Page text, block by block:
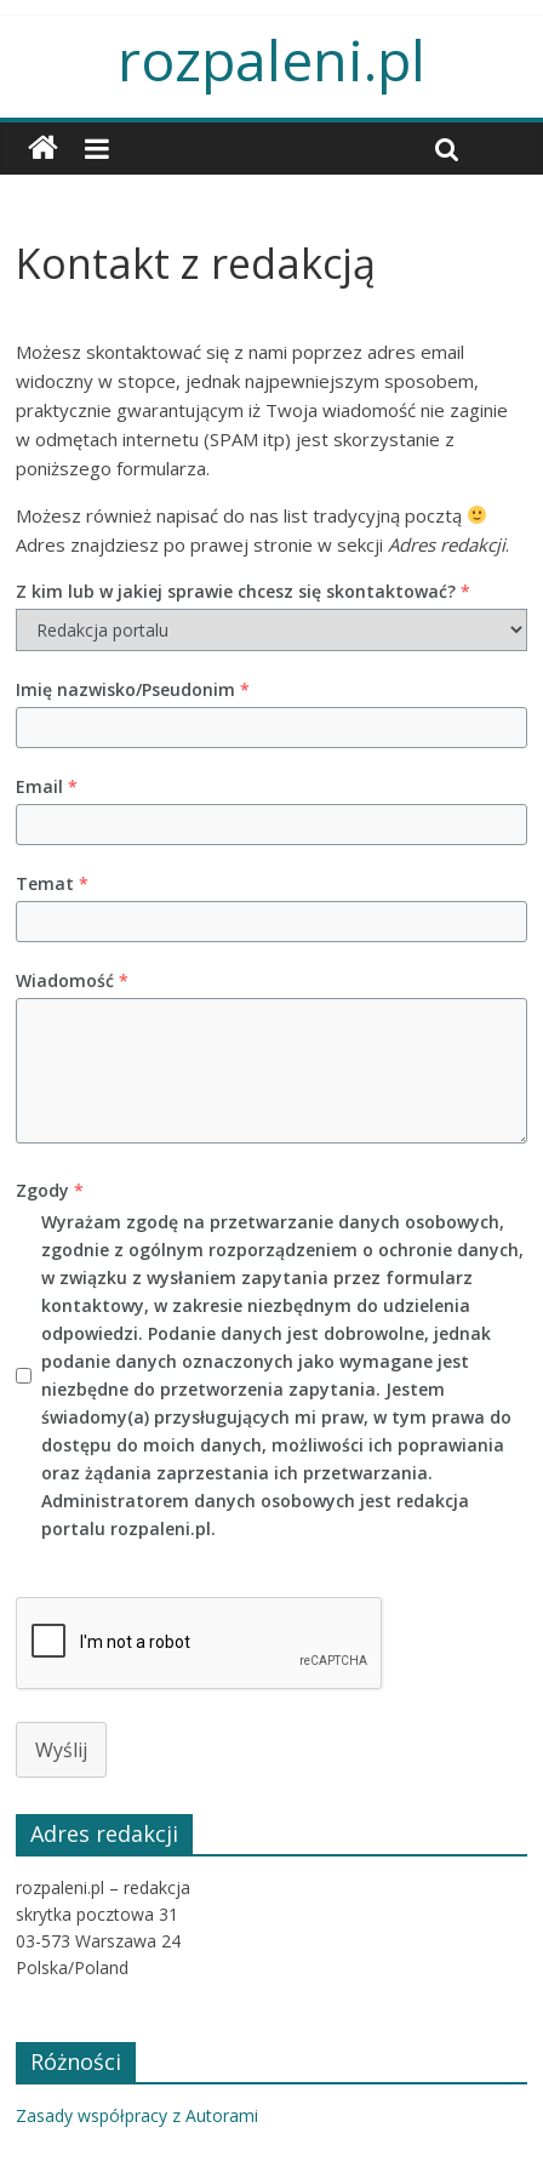
rozpaleni.pl
Kontakt z redakcją
Możesz skontaktować się z nami poprzez adres email
widoczny w stopce, jednak najpewniejszym sposobem,
praktycznie gwarantującym iż Twoja wiadomość nie zaginie
w odmętach internetu (SPAM itp) jest skorzystanie z
poniższego formularza.
Możesz również napisać do nas list tradycyjną pocztą
Adres znajdziesz po prawej stronie w sekcji Adres redakcji.
Z kim lub w jakiej sprawie chcesz się skontaktować? *
Imię nazwisko/Pseudonim *
Email *
Temat *
Wiadomość *
Zgody *
Wyrażam zgodę na przetwarzanie danych osobowych,
zgodnie z ogólnym rozporządzeniem o ochronie danych,
w związku z wysłaniem zapytania przez formularz
kontaktowy, w zakresie niezbędnym do udzielenia
odpowiedzi. Podanie danych jest dobrowolne, jednak
podanie danych oznaczonych jako wymagane jest
niezbędne do przetworzenia zapytania. Jestem
świadomy(a) przysługujących mi praw, w tym prawa do
dostępu do moich danych, możliwości ich poprawiania
oraz żądania zaprzestania ich przetwarzania.
Administratorem danych osobowych jest redakcja
portalu rozpaleni.pl.
Wyślij
Adres redakcji
rozpaleni.pl – redakcja
skrytka pocztowa 31
03-573 Warszawa 24
Polska/Poland
Różności
Zasady współpracy z Autorami